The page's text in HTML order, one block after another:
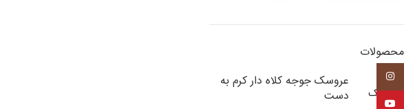
محصولات
عروسک جوجه کلاه دار کرم به
دست
اینستاگرام